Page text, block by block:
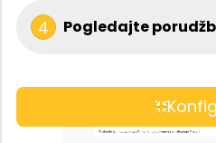
4 Pogledajte